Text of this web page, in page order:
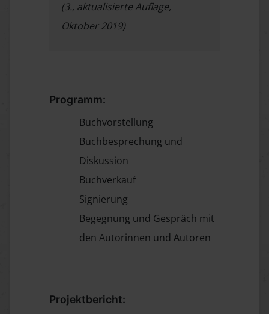
(3., aktualisierte Auflage,
Oktober 2019)
Programm:
Buchvorstellung
Buchbesprechung und
Diskussion
Buchverkauf
Signierung
Begegnung und Gespräch mit
den Autorinnen und Autoren
Projektbericht: